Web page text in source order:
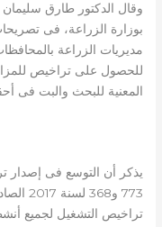
وقال الدكتور طارق سليمان
بوزارة الزراعة، فى
مديريات الزراعة
للحصول على تراخيص
المعنية للبحث والبت فى
يذكر أن التوسع فى إصدار
773
تراخيص التشغيل لجميع